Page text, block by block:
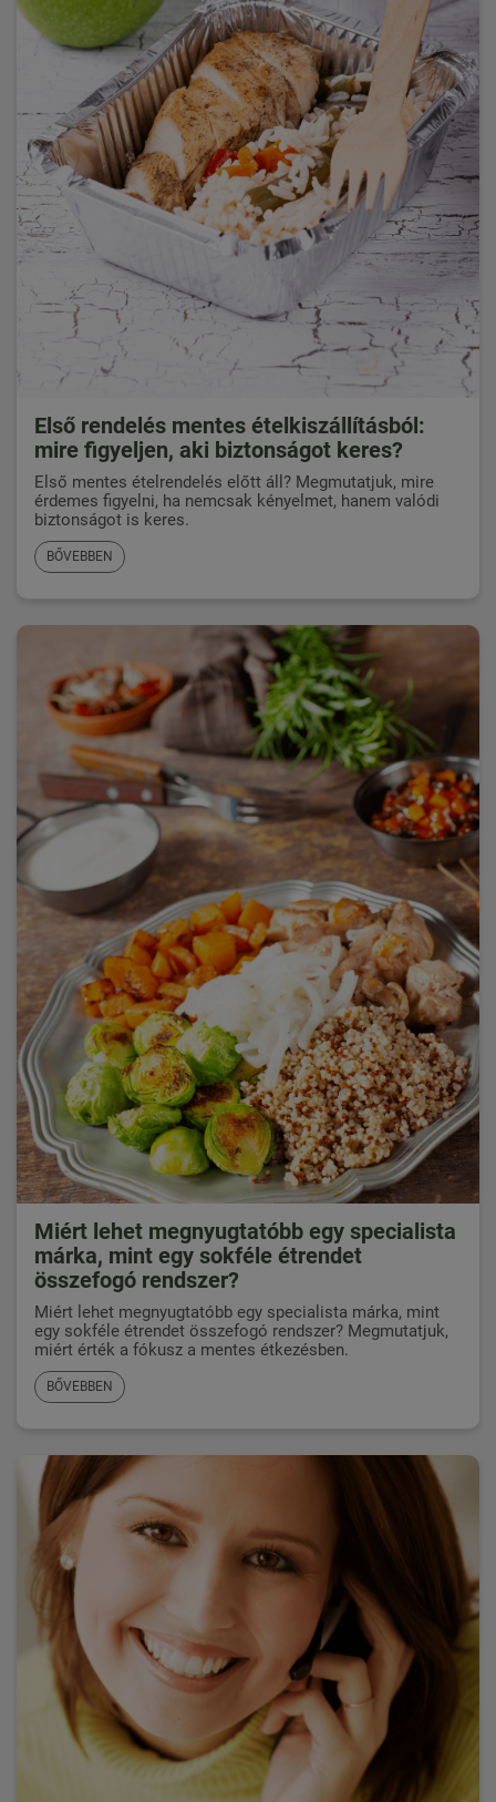
Első rendelés mentes ételkiszállításból:
mire figyeljen, aki biztonságot keres?
Első mentes ételrendelés előtt áll? Megmutatjuk, mire
érdemes figyelni, ha nemcsak kényelmet, hanem valódi
biztonságot is keres.
BŐVEBBEN
Miért lehet megnyugtatóbb egy specialista
márka, mint egy sokféle étrendet
összefogó rendszer?
Miért lehet megnyugtatóbb egy specialista márka, mint
egy sokféle étrendet összefogó rendszer? Megmutatjuk,
miért érték a fókusz a mentes étkezésben.
BŐVEBBEN